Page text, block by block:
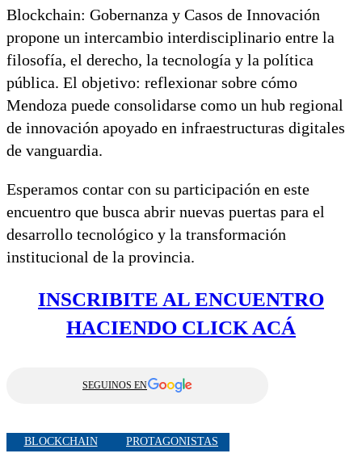
Blockchain: Gobernanza y Casos de Innovación
propone un intercambio interdisciplinario entre la
filosofía, el derecho, la tecnología y la política
pública. El objetivo: reflexionar sobre cómo
Mendoza puede consolidarse como un hub regional
de innovación apoyado en infraestructuras digitales
de vanguardia.
Esperamos contar con su participación en este
encuentro que busca abrir nuevas puertas para el
desarrollo tecnológico y la transformación
institucional de la provincia.
INSCRIBITE AL ENCUENTRO
HACIENDO CLICK ACÁ
SEGUINOS EN
BLOCKCHAIN PROTAGONISTAS